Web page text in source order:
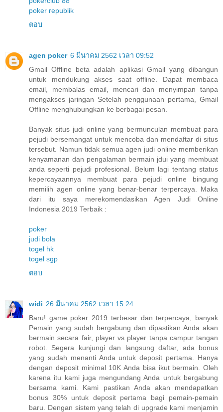
poker republik
ตอบ
agen poker 6 มีนาคม 2562 เวลา 09:52
Gmail Offline beta adalah aplikasi Gmail yang dibangun
untuk mendukung akses saat offline. Dapat membaca
email, membalas email, mencari dan menyimpan tanpa
mengakses jaringan Setelah penggunaan pertama, Gmail
Offline menghubungkan ke berbagai pesan.
Banyak situs judi online yang bermunculan membuat para
pejudi bersemangat untuk mencoba dan mendaftar di situs
tersebut. Namun tidak semua agen judi online memberikan
kenyamanan dan pengalaman bermain jdui yang membuat
anda seperti pejudi profesional. Belum lagi tentang status
kepercayaannya membuat para pejudi online bingung
memilih agen online yang benar-benar terpercaya. Maka
dari itu saya merekomendasikan Agen Judi Online
Indonesia 2019 Terbaik :
poker
judi bola
togel hk
togel sgp
ตอบ
widi 26 มีนาคม 2562 เวลา 15:24
Baru! game poker 2019 terbesar dan terpercaya, banyak
Pemain yang sudah bergabung dan dipastikan Anda akan
bermain secara fair, player vs player tanpa campur tangan
robot. Segera kunjungi dan langsung daftar, ada bonus
yang sudah menanti Anda untuk deposit pertama. Hanya
dengan deposit minimal 10K Anda bisa ikut bermain. Oleh
karena itu kami juga mengundang Anda untuk bergabung
bersama kami. Kami pastikan Anda akan mendapatkan
bonus 30% untuk deposit pertama bagi pemain-pemain
baru. Dengan sistem yang telah di upgrade kami menjamin